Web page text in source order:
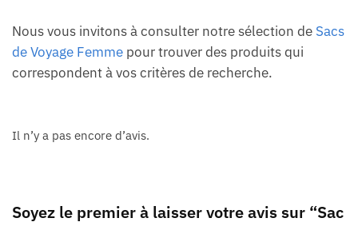
Nous vous invitons à consulter notre sélection de Sacs
de Voyage Femme pour trouver des produits qui
correspondent à vos critères de recherche.
Il n’y a pas encore d’avis.
Soyez le premier à laisser votre avis sur “Sac